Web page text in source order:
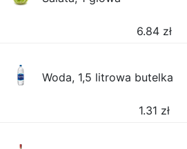
6.84 zł
Woda, 1,5 litrowa butelka
1.31 zł